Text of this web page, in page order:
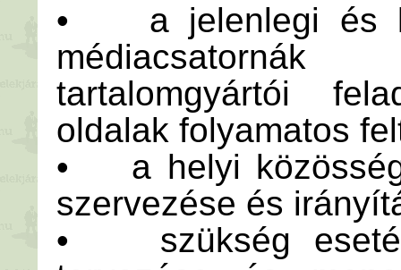
• a jelenlegi és
tartalomgyártói
oldalak folyamatos
• a helyi közösségi
szervezése és
• szükség esetén